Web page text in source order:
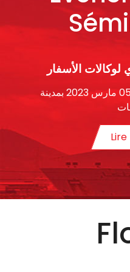
لوكالات الأسفار
انطلق الملتقى يومي 04 و05 مارس 2023 بمدينة